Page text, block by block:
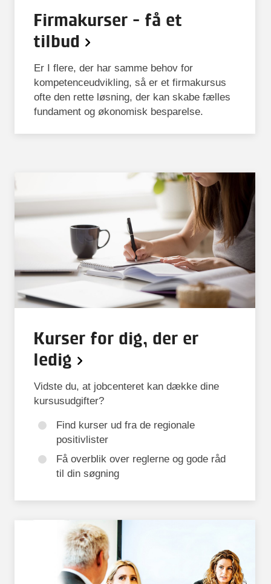
Firmakurser - få et
tilbud
Er I flere, der har samme behov for
kompetenceudvikling, så er et firmakursus
ofte den rette løsning, der kan skabe fælles
fundament og økonomisk besparelse.
Kurser for dig, der er
ledig
Vidste du, at jobcenteret kan dække dine
kursusudgifter?
Find kurser ud fra de regionale
positivlister
Få overblik over reglerne og gode råd
til din søgning